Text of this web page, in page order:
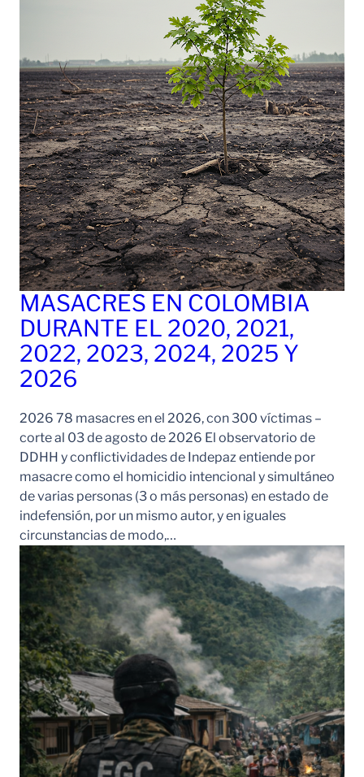
MASACRES EN COLOMBIA
DURANTE EL 2020, 2021,
2022, 2023, 2024, 2025 Y
2026
2026 78 masacres en el 2026, con 300 víctimas –
corte al 03 de agosto de 2026 El observatorio de
DDHH y conflictividades de Indepaz entiende por
masacre como el homicidio intencional y simultáneo
de varias personas (3 o más personas) en estado de
indefensión, por un mismo autor, y en iguales
circunstancias de modo,…